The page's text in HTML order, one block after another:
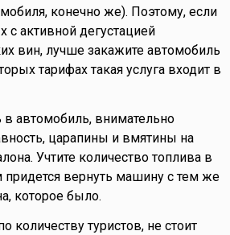
конечно же). Поэтому, если
с активной дегустацией
вин, лучше закажите автомобиль
тарифах такая услуга входит в
в автомобиль, внимательно
царапины и вмятины на
Учтите количество топлива в
вернуть машину с тем же
которое было.
количеству туристов, не стоит